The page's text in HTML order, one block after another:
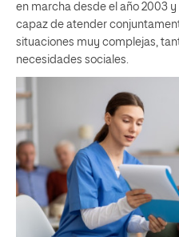
en marcha desde el año 2003
capaz de atender
situaciones muy complejas,
necesidades sociales.